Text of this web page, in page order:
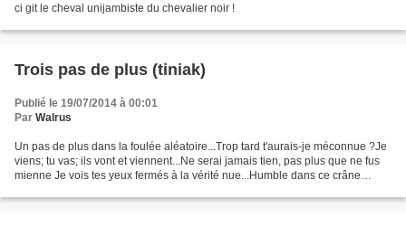
ci git le cheval unijambiste du chevalier noir !
Trois pas de plus (tiniak)
Publié le 19/07/2014 à 00:01
Par Walrus
Un pas de plus dans la foulée aléatoire...Trop tard t'aurais-je méconnue ?Je
viens; tu vas; ils vont et viennent...Ne serai jamais tien, pas plus que ne fus
mienne Je vois tes yeux fermés à la vérité nue...Humble dans ce crâne